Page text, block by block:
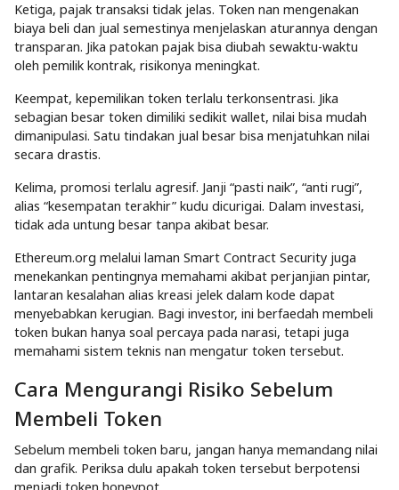
Ketiga, pajak transaksi tidak jelas. Token nan mengenakan
biaya beli dan jual semestinya menjelaskan aturannya dengan
transparan. Jika patokan pajak bisa diubah sewaktu-waktu
oleh pemilik kontrak, risikonya meningkat.
Keempat, kepemilikan token terlalu terkonsentrasi. Jika
sebagian besar token dimiliki sedikit wallet, nilai bisa mudah
dimanipulasi. Satu tindakan jual besar bisa menjatuhkan nilai
secara drastis.
Kelima, promosi terlalu agresif. Janji “pasti naik”, “anti rugi”,
alias “kesempatan terakhir” kudu dicurigai. Dalam investasi,
tidak ada untung besar tanpa akibat besar.
Ethereum.org melalui laman Smart Contract Security juga
menekankan pentingnya memahami akibat perjanjian pintar,
lantaran kesalahan alias kreasi jelek dalam kode dapat
menyebabkan kerugian. Bagi investor, ini berfaedah membeli
token bukan hanya soal percaya pada narasi, tetapi juga
memahami sistem teknis nan mengatur token tersebut.
Cara Mengurangi Risiko Sebelum
Membeli Token
Sebelum membeli token baru, jangan hanya memandang nilai
dan grafik. Periksa dulu apakah token tersebut berpotensi